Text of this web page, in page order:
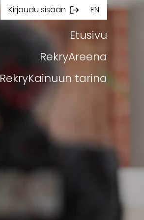
Kirjaudu sisään EN
Etusivu
RekryAreena
RekryKainuun tarina